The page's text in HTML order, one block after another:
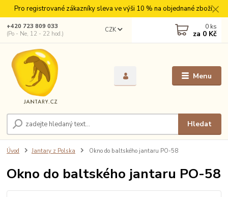
Pro registrované zákazníky sleva ve výši 10 % na objednané zboží.
Menu
CZK
Hledat
+420 723 809 033
(Po - Ne, 12 - 22 hod.)
0 ks
za 0 Kč
Úvod Jantary z Polska Okno do baltského jantaru PO-58
Okno do baltského jantaru PO-58